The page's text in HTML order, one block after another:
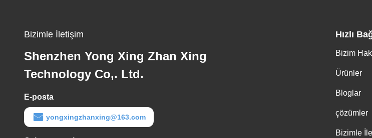
Bizimle İletişim
Shenzhen Yong Xing Zhan Xing
Technology Co,. Ltd.
E-posta
yongxingzhanxing@163.com
Hızlı
Bizim
Ürünler
Bloglar
çözümler
Bizimle